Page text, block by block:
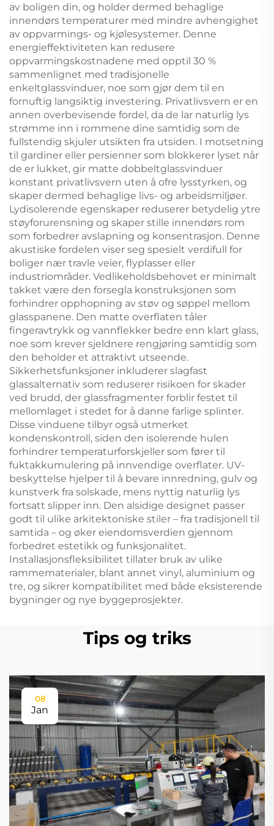
av boligen din, og holder dermed behaglige
innendørs temperaturer med mindre avhengighet
av oppvarmings- og kjølesystemer. Denne
energieffektiviteten kan redusere
oppvarmingskostnadene med opptil 30 %
sammenlignet med tradisjonelle
enkeltglassvinduer, noe som gjør dem til en
fornuftig langsiktig investering. Privatlivsvern er en
annen overbevisende fordel, da de lar naturlig lys
strømme inn i rommene dine samtidig som de
fullstendig skjuler utsikten fra utsiden. I motsetning
til gardiner eller persienner som blokkerer lyset når
de er lukket, gir matte dobbeltglassvinduer
konstant privatlivsvern uten å ofre lysstyrken, og
skaper dermed behaglige livs- og arbeidsmiljøer.
Lydisolerende egenskaper reduserer betydelig ytre
støyforurensning og skaper stille innendørs rom
som forbedrer avslapning og konsentrasjon. Denne
akustiske fordelen viser seg spesielt verdifull for
boliger nær travle veier, flyplasser eller
industriområder. Vedlikeholdsbehovet er minimalt
takket være den forsegla konstruksjonen som
forhindrer opphopning av støv og søppel mellom
glasspanene. Den matte overflaten tåler
fingeravtrykk og vannflekker bedre enn klart glass,
noe som krever sjeldnere rengjøring samtidig som
den beholder et attraktivt utseende.
Sikkerhetsfunksjoner inkluderer slagfast
glassalternativ som reduserer risikoen for skader
ved brudd, der glassfragmenter forblir festet til
mellomlaget i stedet for å danne farlige splinter.
Disse vinduene tilbyr også utmerket
kondenskontroll, siden den isolerende hulen
forhindrer temperaturforskjeller som fører til
fuktakkumulering på innvendige overflater. UV-
beskyttelse hjelper til å bevare innredning, gulv og
kunstverk fra solskade, mens nyttig naturlig lys
fortsatt slipper inn. Den alsidige designet passer
godt til ulike arkitektoniske stiler – fra tradisjonell til
samtida – og øker eiendomsverdien gjennom
forbedret estetikk og funksjonalitet.
Installasjonsfleksibilitet tillater bruk av ulike
rammematerialer, blant annet vinyl, aluminium og
tre, og sikrer kompatibilitet med både eksisterende
bygninger og nye byggeprosjekter.
Tips og triks
08
Jan